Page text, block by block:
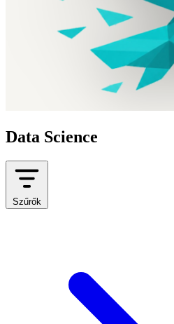
Data Science
Szűrők